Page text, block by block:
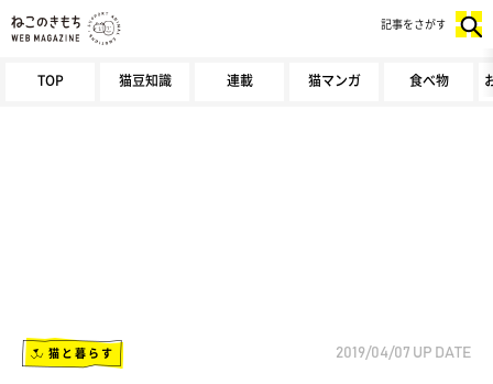
TOP 猫豆知識 連載 猫マンガ 食べ物
記事をさがす
猫と暮らす 2019/04/07 UP DATE